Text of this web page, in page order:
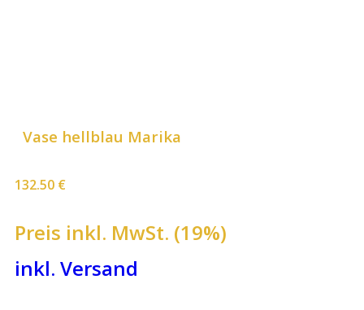
Vase hellblau Marika ​
132.50 €
Preis inkl. MwSt. (19%)
inkl. Versand